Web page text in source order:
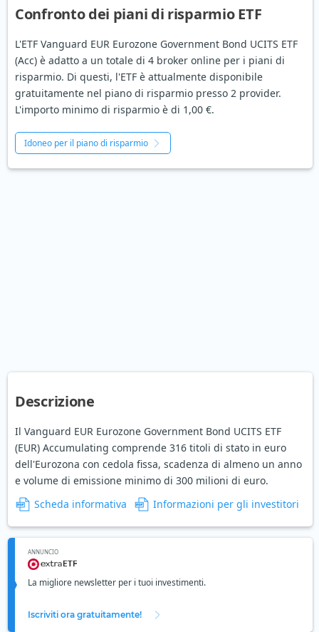
Confronto dei piani di risparmio ETF
L'ETF Vanguard EUR Eurozone Government Bond UCITS ETF
(Acc) è adatto a un totale di 4 broker online per i piani di
risparmio. Di questi, l'ETF è attualmente disponibile
gratuitamente nel piano di risparmio presso 2 provider.
L'importo minimo di risparmio è di 1,00 €.
Idoneo per il piano di risparmio
Descrizione
Il Vanguard EUR Eurozone Government Bond UCITS ETF
(EUR) Accumulating comprende 316 titoli di stato in euro
dell'Eurozona con cedola fissa, scadenza di almeno un anno
e volume di emissione minimo di 300 milioni di euro.
Scheda informativa
Informazioni per gli investitori
ANNUNCIO
La migliore newsletter per i tuoi investimenti.
Iscriviti ora gratuitamente!